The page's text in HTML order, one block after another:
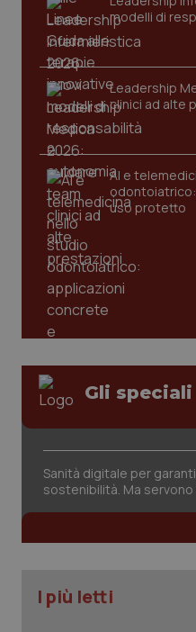
modelli di
Leadership
clinici ad alte
AI e
uso protetto
Gli speciali
Sanità digitale per
sostenibilità. Ma
I più letti
CookieScriptConsent